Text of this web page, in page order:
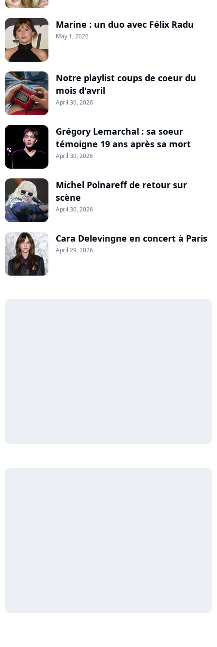
Marine : un duo avec Félix Radu
May 1, 2026
Notre playlist coups de coeur du
mois d'avril
April 30, 2026
Grégory Lemarchal : sa soeur
témoigne 19 ans après sa mort
April 30, 2026
Michel Polnareff de retour sur
scène
April 30, 2026
Cara Delevingne en concert à Paris
April 29, 2026